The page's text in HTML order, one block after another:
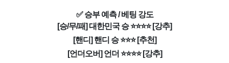
✅ 승부 예측 / 베팅 강도
[승/무/패] 대한민국 승 ⭐⭐⭐⭐ [강추]
[핸디] 핸디 승 ⭐⭐⭐ [추천]
[언더오버] 언더 ⭐⭐⭐⭐ [강추]